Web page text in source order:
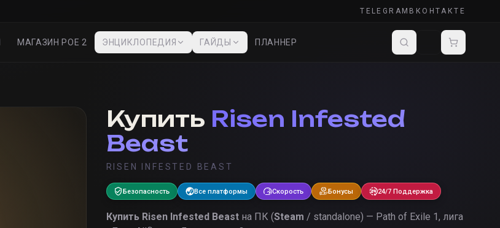
TELEGRAM ВКОНТАКТЕ
МАГАЗИН POE 2 ЭНЦИКЛОПЕДИЯ ГАЙДЫ ПЛАННЕР
Купить Risen Infested
Beast
RISEN INFESTED BEAST
Безопасность Все платформы Скорость Бонусы 24/7 Поддержка
Купить Risen Infested Beast на ПК (Steam / standalone) — Path of Exile 1, лига